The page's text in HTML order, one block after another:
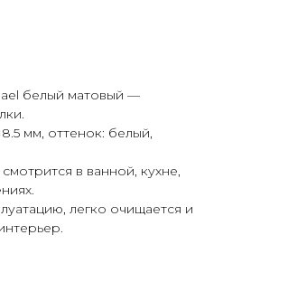
белый матовый —
мм, оттенок: белый,
в ванной, кухне,
легко очищается и